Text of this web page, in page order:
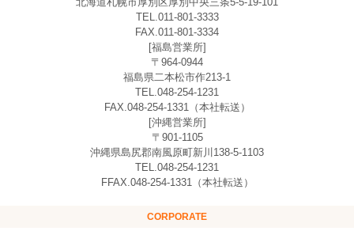
TEL.011-801-3333
FAX.011-801-3334
[福島営業所]
〒964-0944
福島県二本松市作213-1
TEL.048-254-1231
FAX.048-254-1331（本社転送）
[沖縄営業所]
〒901-1105
沖縄県島尻郡南風原町新川138-5-1103
TEL.048-254-1231
FFAX.048-254-1331（本社転送）
CORPORATE